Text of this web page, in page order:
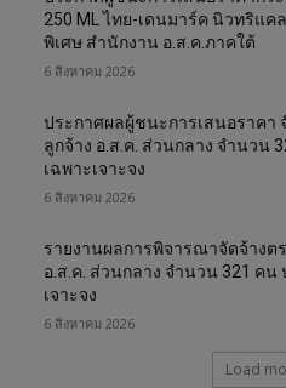
250 ML ไทย-เดนมาร์ค นิวทริแค
พิเศษ สำนักงาน อ.ส.ค.ภาคใต้
6 สิงหาคม 2026
ประกาศผลผู้ชนะการเสนอราคา
ลูกจ้าง อ.ส.ค. ส่วนกลาง จำนวน
เฉพาะเจาะจง
6 สิงหาคม 2026
รายงานผลการพิจารณาจัดจ้างต
อ.ส.ค. ส่วนกลาง จำนวน 321 คน
เจาะจง
6 สิงหาคม 2026
Load